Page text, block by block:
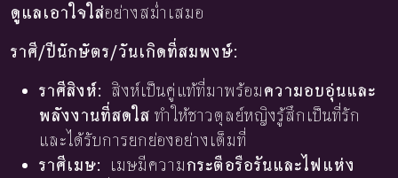
ดูแลเอาใจใส่อย่างสม่ำเสมอ
ราศี/ปีนักษัตร/วันเกิดที่สมพงษ์:
ราศีสิงห์: สิงห์เป็นคู่แท้ที่มาพร้อมความอบอุ่นและ
พลังงานที่สดใส ทำให้ชาวตุลย์หญิงรู้สึกเป็นที่รัก
และได้รับการยกย่องอย่างเต็มที่
ราศีเมษ: เมษมีความกระตือรือร้นและไฟแห่ง